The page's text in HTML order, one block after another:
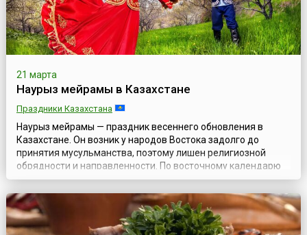
21 марта
Наурыз мейрамы в Казахстане
Праздники Казахстана
Наурыз мейрамы — праздник весеннего обновления в
Казахстане. Он возник у народов Востока задолго до
принятия мусульманства, поэтому лишен религиозной
обрядности и направленности. По восточному календарю
Наурыз — начало нового года, совпадает с днем весеннего
равноденствия. Для казахов этот праздник является
символом весеннего обновления, торжества любви,
плодородия и дружбы. В старину до прихо...